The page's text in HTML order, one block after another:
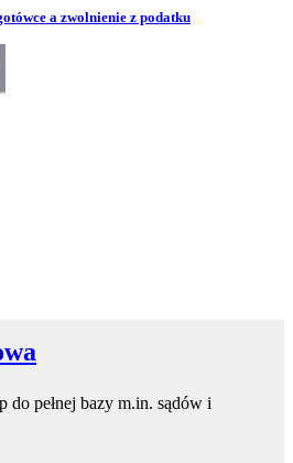
a zwolnienie z podatku
do pełnej bazy m.in. sądów i